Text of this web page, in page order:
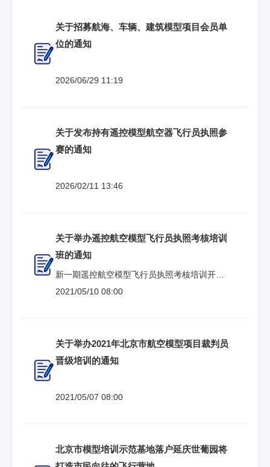
关于招募航海、车辆、建筑模型项目会员单
位的通知
2026/06/29 11:19
关于发布持有遥控模型航空器飞行员执照参
赛的通知
2026/02/11 13:46
关于举办遥控航空模型飞行员执照考核培训
班的通知
新一期遥控航空模型飞行员执照考核培训开班
啦！
2021/05/10 08:00
关于举办2021年北京市航空模型项目裁判员
晋级培训的通知
2021/05/07 08:00
北京市模型培训示范基地落户延庆世葡园将